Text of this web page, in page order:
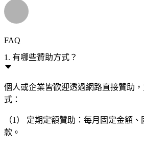
FAQ
1. 有哪些贊助方式？
個人或企業皆歡迎透過網路直接贊助
式：
（1） 定期定額贊助：每月固定金額
款。